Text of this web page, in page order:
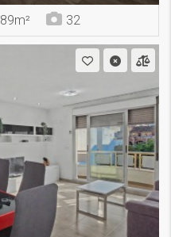
89m² 32